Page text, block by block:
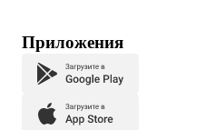
Приложения